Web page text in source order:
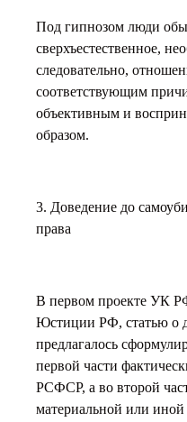
Под гипнозом люди
сверхъестественное,
следовательно,
соответствующим
объективным и
образом.
3. Доведение до
права
В первом проекте УК
Юстиции РФ, статью о
предлагалось
первой части
РСФСР, а во второй
материальной или